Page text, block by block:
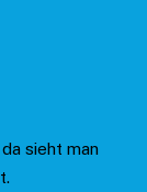
sieht man